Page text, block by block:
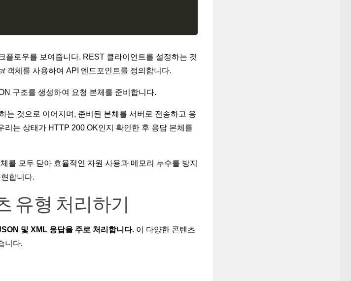
플로우를 보여줍니다. REST 클라이언트를 설정하는 것
객체를 사용하여 API 엔드포인트를 정의합니다.
구조를 생성하여 요청 본체를 준비합니다.
는 것으로 이어지며, 준비된 본체를 서버로 전송하고 응
리는 상태가 HTTP 200 OK인지 확인한 후 응답 본체를
를 모두 닫아 효율적인 자원 사용과 메모리 누수를 방지
합니다.
유형 처리하기
및 XML 응답을 주로 처리합니다. 이 다양한 콘텐츠
니다.